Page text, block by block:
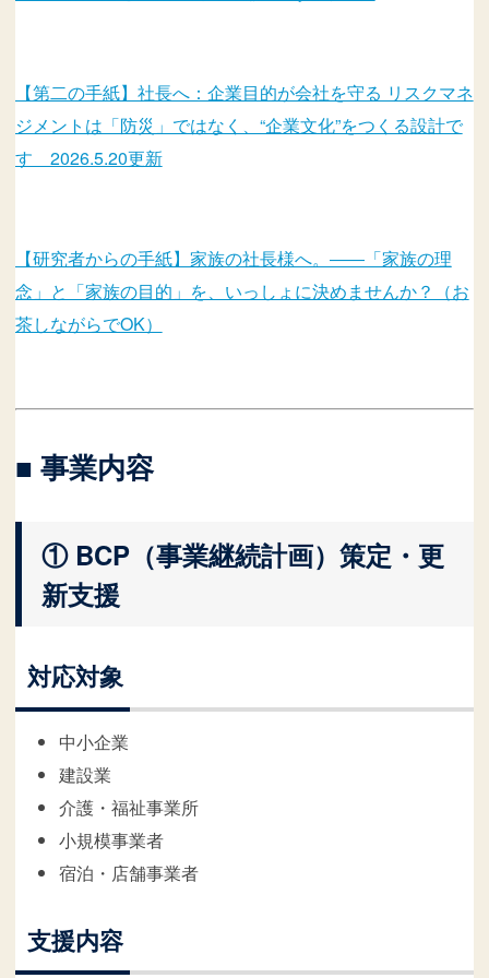
【第二の手紙】社長へ：企業目的が会社を守る リスクマネ
ジメントは「防災」ではなく、“企業文化”をつくる設計で
す 2026.5.20更新
【研究者からの手紙】家族の社長様へ。――「家族の理
念」と「家族の目的」を、いっしょに決めませんか？（お
茶しながらでOK）
■ 事業内容
① BCP（事業継続計画）策定・更
新支援
対応対象
中小企業
建設業
介護・福祉事業所
小規模事業者
宿泊・店舗事業者
支援内容